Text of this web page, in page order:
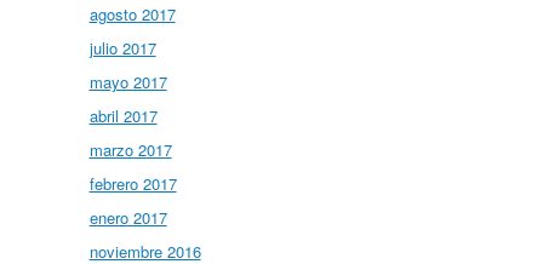
agosto 2017
julio 2017
mayo 2017
abril 2017
marzo 2017
febrero 2017
enero 2017
noviembre 2016